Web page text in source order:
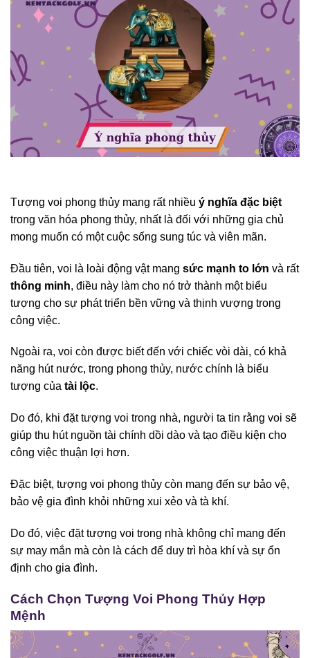
Tượng voi phong thủy mang rất nhiều ý nghĩa đặc biệt
trong văn hóa phong thủy, nhất là đối với những gia chủ
mong muốn có một cuộc sống sung túc và viên mãn.
Đầu tiên, voi là loài động vật mang sức mạnh to lớn và rất
thông minh, điều này làm cho nó trở thành một biểu
tượng cho sự phát triển bền vững và thịnh vượng trong
công việc.
Ngoài ra, voi còn được biết đến với chiếc vòi dài, có khả
năng hút nước, trong phong thủy, nước chính là biểu
tượng của tài lộc.
Do đó, khi đặt tượng voi trong nhà, người ta tin rằng voi sẽ
giúp thu hút nguồn tài chính dồi dào và tạo điều kiện cho
công việc thuận lợi hơn.
Đặc biệt, tượng voi phong thủy còn mang đến sự bảo vệ,
bảo vệ gia đình khỏi những xui xẻo và tà khí.
Do đó, việc đặt tượng voi trong nhà không chỉ mang đến
sự may mắn mà còn là cách để duy trì hòa khí và sự ổn
định cho gia đình.
Cách Chọn Tượng Voi Phong Thủy Hợp
Mệnh